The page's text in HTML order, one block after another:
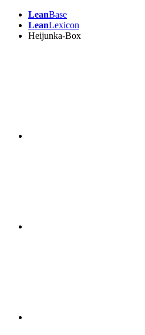
LeanBase
LeanLexicon
Heijunka-Box